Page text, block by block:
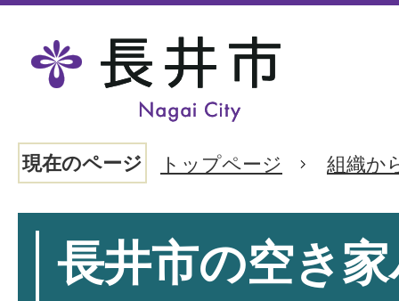
現在のページ トップページ 組織か
長井市の空き